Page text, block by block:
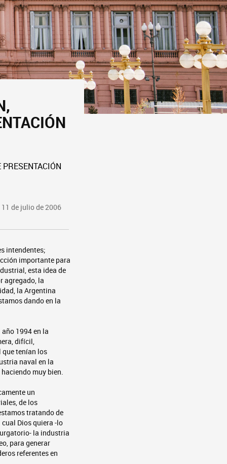
de julio de 2006
intendentes;
importante para
esta idea de
agregado, la
la Argentina
dando en la
1994 en la
difícil,
tenían los
naval en la
muy bien.
un
de los
tratando de
Dios quiera -lo
la industria
para generar
referentes en